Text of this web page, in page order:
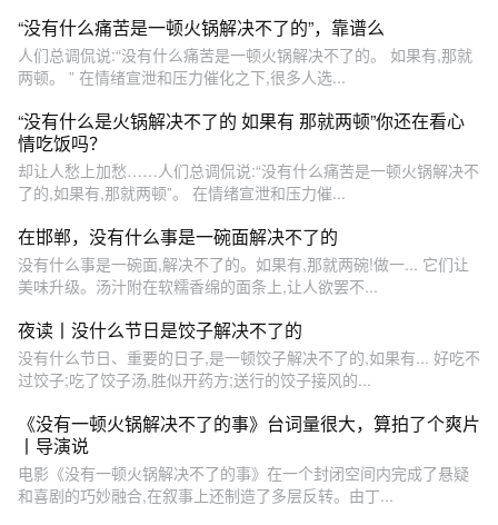
“没有什么痛苦是一顿火锅解决不了的”，靠谱么
人们总调侃说:“没有什么痛苦是一顿火锅解决不了的。 如果有,那就
两顿。 ” 在情绪宣泄和压力催化之下,很多人选...
“没有什么是火锅解决不了的 如果有 那就两顿”你还在看心
情吃饭吗？
却让人愁上加愁……人们总调侃说:“没有什么痛苦是一顿火锅解决不
了的,如果有,那就两顿”。 在情绪宣泄和压力催...
在邯郸，没有什么事是一碗面解决不了的
没有什么事是一碗面,解决不了的。如果有,那就两碗!做一... 它们让
美味升级。汤汁附在软糯香绵的面条上,让人欲罢不...
夜读丨没什么节日是饺子解决不了的
没有什么节日、重要的日子,是一顿饺子解决不了的,如果有... 好吃不
过饺子;吃了饺子汤,胜似开药方;送行的饺子接风的...
《没有一顿火锅解决不了的事》台词量很大，算拍了个爽片
丨导演说
电影《没有一顿火锅解决不了的事》在一个封闭空间内完成了悬疑
和喜剧的巧妙融合,在叙事上还制造了多层反转。由丁...